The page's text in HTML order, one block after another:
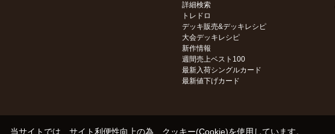
詳細検索
トレドロ
デッキ販売&デッキレシピ
大会デッキレシピ
新作情報
週間売上ベスト100
最新入荷シングルカード
最新値下げカード
当サイトでは、サイト利便性向上の為、クッキー(Cookie)を使用しています。